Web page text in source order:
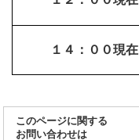
１４：００現在
このページに関する
お問い合わせは